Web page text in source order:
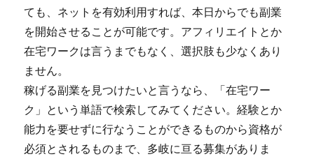
ても、ネットを有効利用すれば、本日からでも副業
を開始させることが可能です。アフィリエイトとか
在宅ワークは言うまでもなく、選択肢も少なくあり
ません。
稼げる副業を見つけたいと言うなら、「在宅ワー
ク」という単語で検索してみてください。経験とか
能力を要せずに行なうことができるものから資格が
必須とされるものまで、多岐に亘る募集がありま